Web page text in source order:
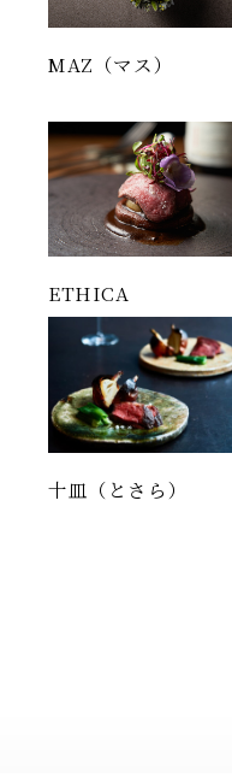
MAZ（マス）
ETHICA
十皿（とさら）